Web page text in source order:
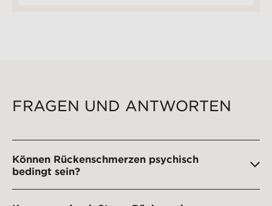
FRAGEN UND ANTWORTEN
Können Rückenschmerzen psychisch
bedingt sein?